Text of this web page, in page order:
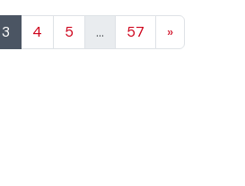
3 4 5 … 57 »Siguiente